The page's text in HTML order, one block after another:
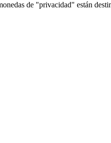
de "privacidad" están